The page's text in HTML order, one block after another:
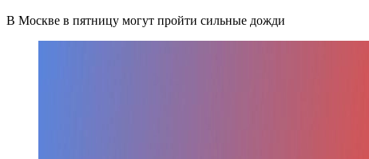
В Москве в пятницу могут пройти сильные дожди